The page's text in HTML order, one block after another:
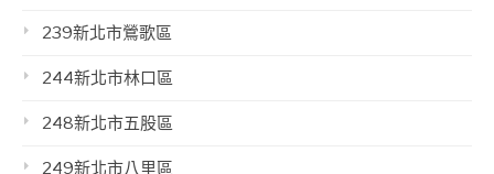
239新北市鶯歌區
244新北市林口區
248新北市五股區
249新北市八里區